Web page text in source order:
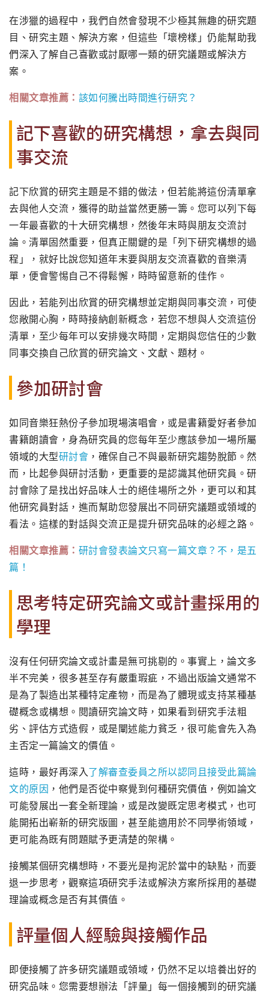
在涉獵的過程中，我們自然會發現不少極其無趣的研究題
目、研究主題、解決方案，但這些「壞榜樣」仍能幫助我
們深入了解自己喜歡或討厭哪一類的研究議題或解決方
案。
相關文章推薦： 該如何騰出時間進行研究？
記下喜歡的研究構想，拿去與同
事交流
記下欣賞的研究主題是不錯的做法，但若能將這份清單拿
去與他人交流，獲得的助益當然更勝一籌。您可以列下每
一年最喜歡的十大研究構想，然後年末時與朋友交流討
論。清單固然重要，但真正關鍵的是「列下研究構想的過
程」，就好比說您知道年末要與朋友交流喜歡的音樂清
單，便會警惕自己不得鬆懈，時時留意新的佳作。
因此，若能列出欣賞的研究構想並定期與同事交流，可使
您敞開心胸，時時接納創新概念，若您不想與人交流這份
清單，至少每年可以安排幾次時間，定期與您信任的少數
同事交換自己欣賞的研究論文、文獻、題材。
參加研討會
如同音樂狂熱份子參加現場演唱會，或是書籍愛好者參加
書籍朗讀會，身為研究員的您每年至少應該參加一場所屬
領域的大型研討會 ，確保自己不與最新研究趨勢脫節。然
而，比起參與研討活動，更重要的是認識其他研究員。研
討會除了是找出好品味人士的絕佳場所之外，更可以和其
他研究員對話，進而幫助您發展出不同研究議題或領域的
看法。這樣的對話與交流正是提升研究品味的必經之路。
相關文章推薦： 研討會發表論文只寫一篇文章？不，是五
篇！
思考特定研究論文或計畫採用的
學理
沒有任何研究論文或計畫是無可挑剔的。事實上，論文多
半不完美，很多甚至存有嚴重瑕疵，不過出版論文通常不
是為了製造出某種特定產物，而是為了體現或支持某種基
礎概念或構想。閱讀研究論文時，如果看到研究手法粗
劣、評估方式造假，或是闡述能力貧乏，很可能會先入為
主否定一篇論文的價值。
這時，最好再深入了解審查委員之所以認同且接受此篇論
文的原因 ，他們是否從中察覺到何種研究價值，例如論文
可能發展出一套全新理論，或是改變既定思考模式，也可
能開拓出嶄新的研究版圖，甚至能適用於不同學術領域，
更可能為既有問題賦予更清楚的架構。
接觸某個研究構想時，不要光是拘泥於當中的缺點，而要
退一步思考，觀察這項研究手法或解決方案所採用的基礎
理論或概念是否有其價值。
評量個人經驗與接觸作品
即便接觸了許多研究議題或領域，仍然不足以培養出好的
研究品味。您需要想辦法「評量」每一個接觸到的研究議